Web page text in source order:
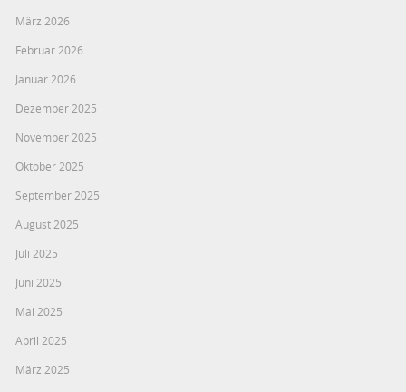
März 2026
Februar 2026
Januar 2026
Dezember 2025
November 2025
Oktober 2025
September 2025
August 2025
Juli 2025
Juni 2025
Mai 2025
April 2025
März 2025